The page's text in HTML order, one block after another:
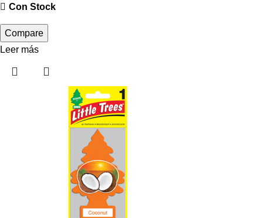
Con Stock
Compare
Leer más